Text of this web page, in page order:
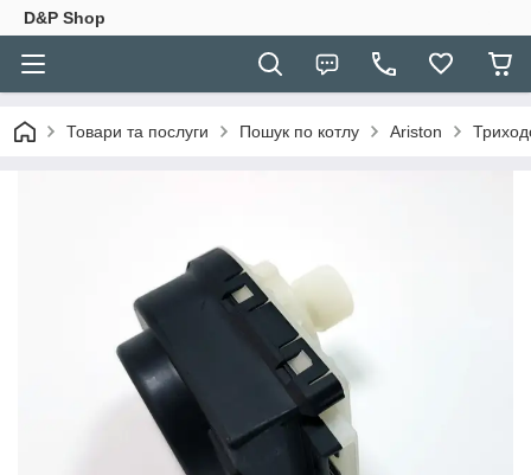
D&P Shop
Товари та послуги Пошук по котлу Ariston